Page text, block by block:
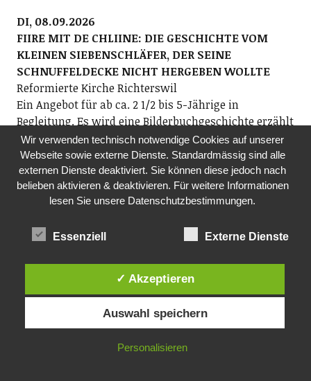
DI, 08.09.2026
FIIRE MIT DE CHLIINE: DIE GESCHICHTE VOM
KLEINEN SIEBENSCHLÄFER, DER SEINE
SCHNUFFELDECKE NICHT HERGEBEN WOLLTE
Reformierte Kirche Richterswil
Ein Angebot für ab ca. 2 1/2 bis 5-Jährige in
Begleitung. Es wird eine Bilderbuchgeschichte erzählt
und aktiv kindgerecht vertieft. Einfache Lieder
umrahmen die rund halbstündige Feier.
Anschliessend geniessen wir das Zusammensein bei
Kaffee, Sirup und Büchertisch der Papeterie Köhler.
Mit Pfarrer Ronald Herbig Weil und Fiire mit de
14.00 Uhr, ref. Kirchgemeindehaus, Rosengartensaal
MI, 09.09.2026
AUS DER WELT DER PILZE
Aktive Senioren Wädenswil
Sie erhalten einen Einblick in die Welt der sichtbaren,
Pilzkontrolleurin Susanne Hofmann, Horgen, wird
Wir verwenden technisch notwendige Cookies auf unserer
Webseite sowie externe Dienste. Standardmässig sind alle
externen Dienste deaktiviert. Sie können diese jedoch nach
belieben aktivieren & deaktivieren. Für weitere Informationen
lesen Sie unsere Datenschutzbestimmungen.
Essenziell Externe Dienste
✓ Akzeptieren
Auswahl speichern
Personalisieren